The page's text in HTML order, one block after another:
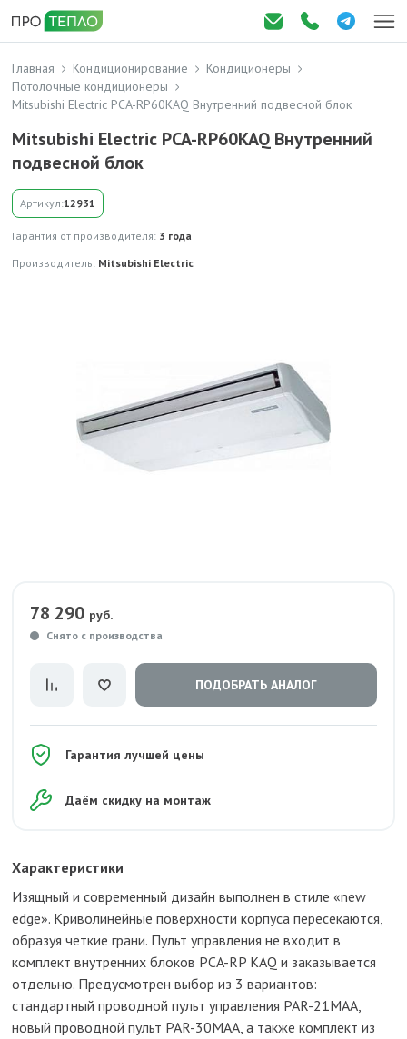
Главная Кондиционирование
Кондиционеры
Потолочные кондиционеры
Mitsubishi Electric PCA-RP60KAQ Внутренний подвесной блок
Mitsubishi Electric PCA-RP60KAQ Внутренний
подвесной блок
Артикул:12931
Гарантия от производителя: 3 года
Производитель: Mitsubishi Electric
78 290 руб.
Снято с производства
ПОДОБРАТЬ АНАЛОГ
Гарантия лучшей цены
Даём скидку на монтаж
Характеристики
Изящный и современный дизайн выполнен в стиле «new
edge». Криволинейные поверхности корпуса пересекаются,
образуя четкие грани. Пульт управления не входит в
комплект внутренних блоков PCA-RP KAQ и заказывается
отдельно. Предусмотрен выбор из 3 вариантов:
стандартный проводной пульт управления PAR-21MAA,
новый проводной пульт PAR-30MAA, а также комплект из